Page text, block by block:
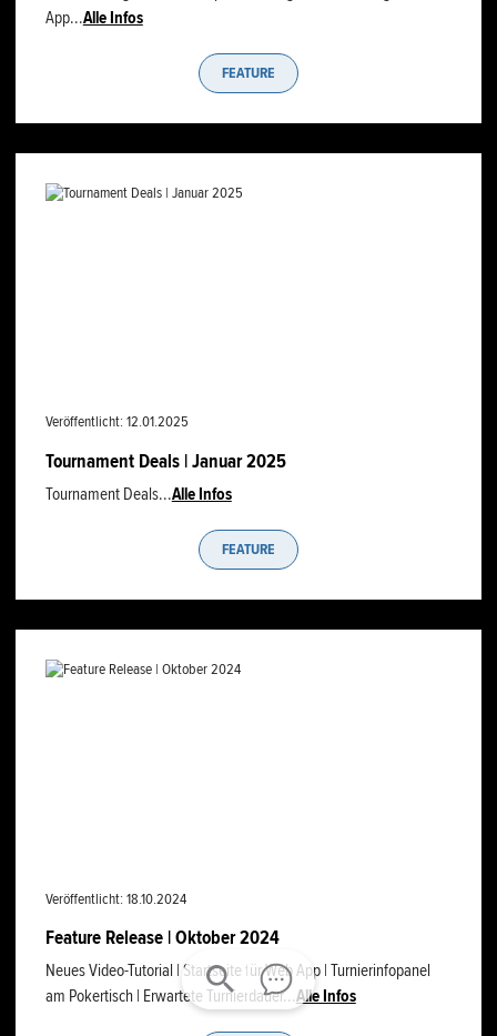
App...Alle Infos
FEATURE
Veröffentlicht: 12.01.2025
Tournament Deals | Januar 2025
Tournament Deals...Alle Infos
FEATURE
Veröffentlicht: 18.10.2024
Feature Release | Oktober 2024
Neues Video-Tutorial | Startseite für Web App | Turnierinfopanel
am Pokertisch | Erwartete Turnierdauer...Alle Infos